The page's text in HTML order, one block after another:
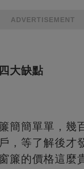
ADVERTISEMENT
大缺點
簡簡單單，幾
，等了解後才
簾的價格這麼